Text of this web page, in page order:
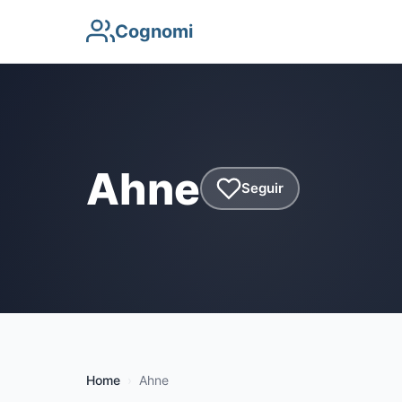
Cognomi
Ahne Seguir
Home Ahne